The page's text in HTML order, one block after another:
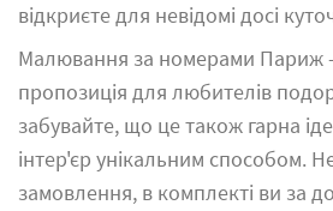
відкриєте для невідомі досі
Малювання за номерами Париж
пропозиція для любителів
забувайте, що це також гарна
інтер'єр унікальним способом.
замовлення, в комплекті ви за